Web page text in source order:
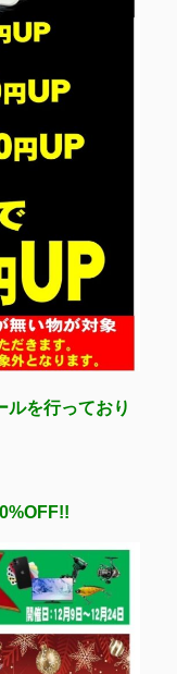
ルを行っており